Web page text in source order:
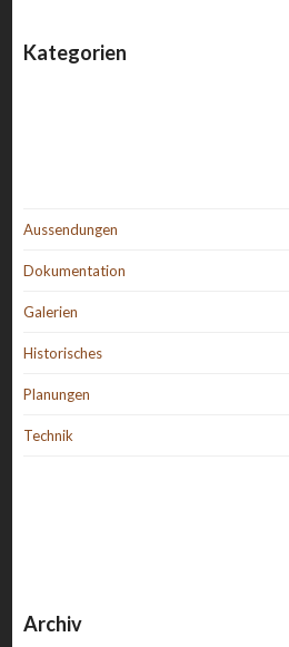
Kategorien
Aussendungen
Dokumentation
Galerien
Historisches
Planungen
Technik
Archiv